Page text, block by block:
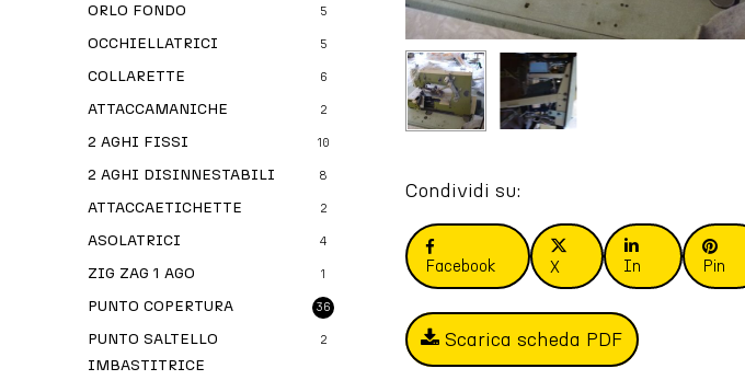
ORLO FONDO 5
OCCHIELLATRICI 5
COLLARETTE 6
ATTACCAMANICHE 2
2 AGHI FISSI 10
2 AGHI DISINNESTABILI 8
ATTACCAETICHETTE 2
ASOLATRICI 4
ZIG ZAG 1 AGO 1
PUNTO COPERTURA 36
PUNTO SALTELLO
IMBASTITRICE
2
Condividi su:
Facebook X In Pin
Scarica scheda PDF